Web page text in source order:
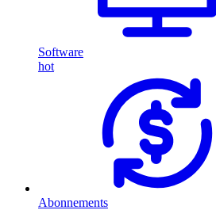
Software
hot
Abonnements